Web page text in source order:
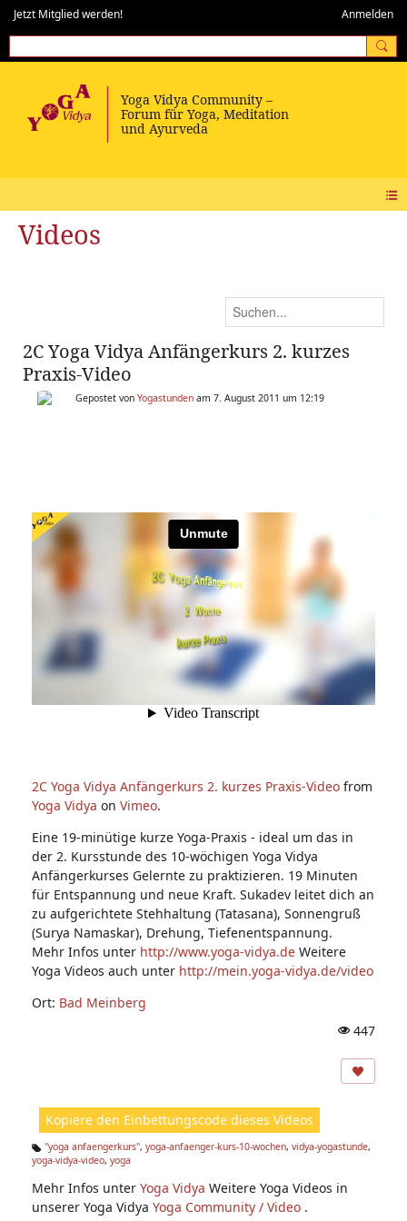
Jetzt Mitglied werden! Anmelden
Videos
2C Yoga Vidya Anfängerkurs 2. kurzes
Praxis-Video
Gepostet von Yogastunden am 7. August 2011 um 12:19
2C Yoga Vidya Anfängerkurs 2. kurzes Praxis-Video from
Yoga Vidya on Vimeo.
Eine 19-minütige kurze Yoga-Praxis - ideal um das in
der 2. Kursstunde des 10-wöchigen Yoga Vidya
Anfängerkurses Gelernte zu praktizieren. 19 Minuten
für Entspannung und neue Kraft. Sukadev leitet dich an
zu aufgerichtete Stehhaltung (Tatasana), Sonnengruß
(Surya Namaskar), Drehung, Tiefenentspannung.
Mehr Infos unter http://www.yoga-vidya.de Weitere
Yoga Videos auch unter http://mein.yoga-vidya.de/video
Ort: Bad Meinberg
ic
n:
447
Kopiere den Einbettungscode dieses Videos
Ta
s:
"yoga anfaengerkurs", yoga-anfaenger-kurs-10-wochen, vidya-yogastunde,
yoga-vidya-video, yoga
Mehr Infos unter Yoga Vidya Weitere Yoga Videos in
unserer Yoga Vidya Yoga Community / Video .